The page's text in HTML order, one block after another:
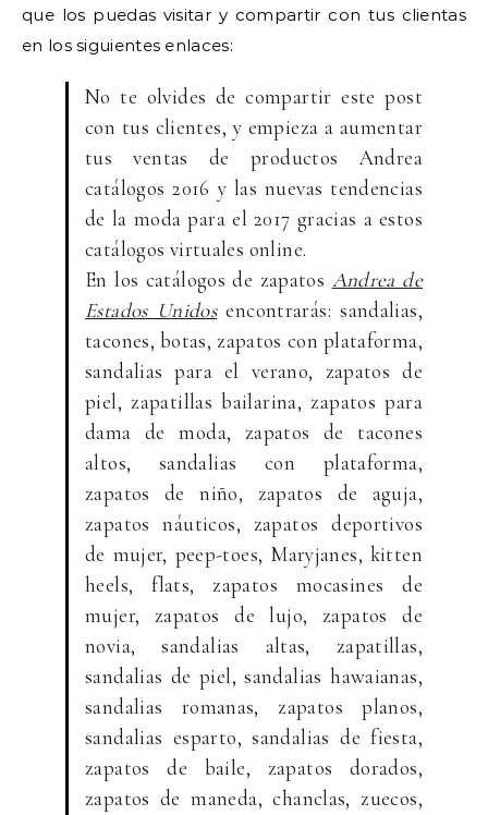
que los puedas visitar y compartir con tus clientas
en los siguientes enlaces:
No te olvides de compartir este post
con tus clientes, y empieza a aumentar
tus ventas de productos Andrea
catálogos 2016 y las nuevas tendencias
de la moda para el 2017 gracias a estos
catálogos virtuales online.
En los catálogos de zapatos Andrea de
Estados Unidosencontrarás: sandalias,
tacones, botas, zapatos con plataforma,
sandalias para el verano, zapatos de
piel, zapatillas bailarina, zapatos para
dama de moda, zapatos de tacones
altos, sandalias con plataforma,
zapatos de niño, zapatos de aguja,
zapatos náuticos, zapatos deportivos
de mujer, peep-toes, Maryjanes, kitten
heels, flats, zapatos mocasines de
mujer, zapatos de lujo, zapatos de
novia, sandalias altas, zapatillas,
sandalias de piel, sandalias hawaianas,
sandalias romanas, zapatos planos,
sandalias esparto, sandalias de fiesta,
zapatos de baile, zapatos dorados,
zapatos de maneda, chanclas, zuecos,